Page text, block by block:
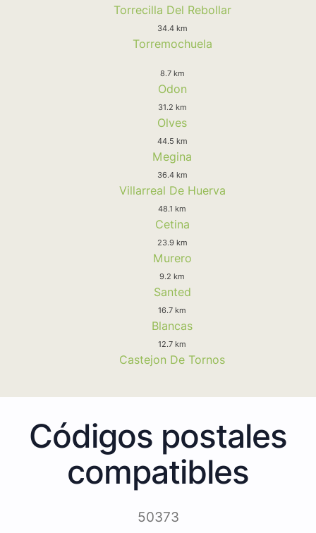
Torrecilla Del Rebollar
34.4 km
Torremochuela
8.7 km
Odon
31.2 km
Olves
44.5 km
Megina
36.4 km
Villarreal De Huerva
48.1 km
Cetina
23.9 km
Murero
9.2 km
Santed
16.7 km
Blancas
12.7 km
Castejon De Tornos
Códigos postales
compatibles
50373